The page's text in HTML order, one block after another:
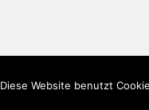
Diese Website benutzt